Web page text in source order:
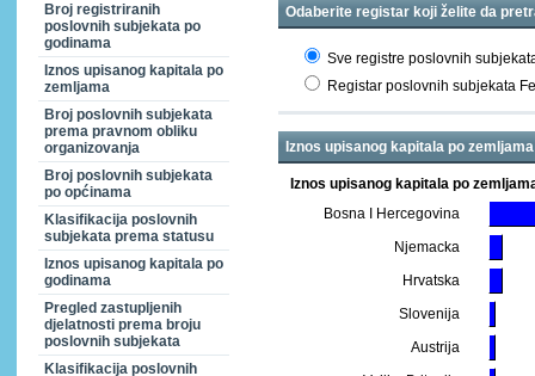
Broj registriranih
poslovnih subjekata po
godinama
Iznos upisanog kapitala po
zemljama
Broj poslovnih subjekata
prema pravnom obliku
organizovanja
Broj poslovnih subjekata
po općinama
Klasifikacija poslovnih
subjekata prema statusu
Iznos upisanog kapitala po
godinama
Pregled zastupljenih
djelatnosti prema broju
poslovnih subjekata
Klasifikacija poslovnih
Odaberite registar koji želite da
Sve registre poslovnih
Registar poslovnih subjekata
Iznos upisanog kapitala po zemljama
Iznos upisanog kapitala po
Bosna I Hercegovina
Njemacka
Hrvatska
Slovenija
Austrija